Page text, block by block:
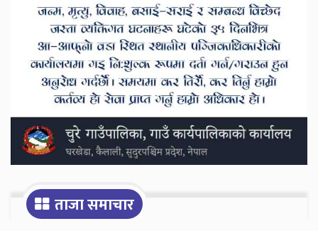
ताजा समाचार